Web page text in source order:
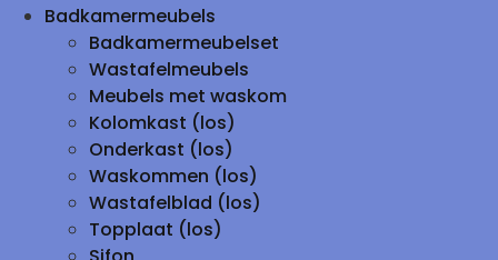
Badkamermeubels
Badkamermeubelset
Wastafelmeubels
Meubels met waskom
Kolomkast (los)
Onderkast (los)
Waskommen (los)
Wastafelblad (los)
Topplaat (los)